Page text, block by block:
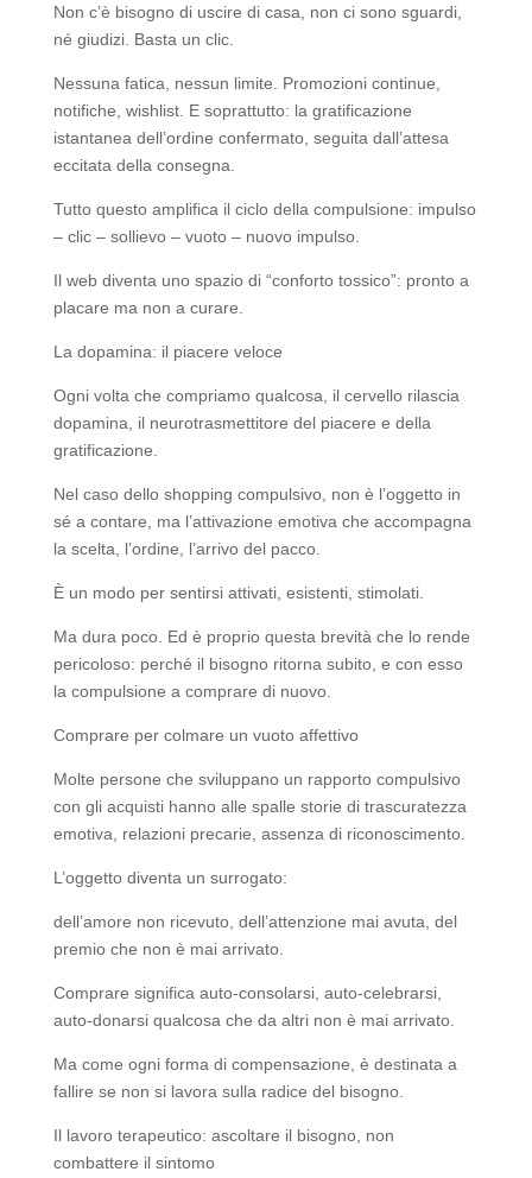
Non c’è bisogno di uscire di casa, non ci sono sguardi,
né giudizi. Basta un clic.
Nessuna fatica, nessun limite. Promozioni continue,
notifiche, wishlist. E soprattutto: la gratificazione
istantanea dell’ordine confermato, seguita dall’attesa
eccitata della consegna.
Tutto questo amplifica il ciclo della compulsione: impulso
– clic – sollievo – vuoto – nuovo impulso.
Il web diventa uno spazio di “conforto tossico”: pronto a
placare ma non a curare.
La dopamina: il piacere veloce
Ogni volta che compriamo qualcosa, il cervello rilascia
dopamina, il neurotrasmettitore del piacere e della
gratificazione.
Nel caso dello shopping compulsivo, non è l’oggetto in
sé a contare, ma l’attivazione emotiva che accompagna
la scelta, l’ordine, l’arrivo del pacco.
È un modo per sentirsi attivati, esistenti, stimolati.
Ma dura poco. Ed è proprio questa brevità che lo rende
pericoloso: perché il bisogno ritorna subito, e con esso
la compulsione a comprare di nuovo.
Comprare per colmare un vuoto affettivo
Molte persone che sviluppano un rapporto compulsivo
con gli acquisti hanno alle spalle storie di trascuratezza
emotiva, relazioni precarie, assenza di riconoscimento.
L’oggetto diventa un surrogato:
dell’amore non ricevuto, dell’attenzione mai avuta, del
premio che non è mai arrivato.
Comprare significa auto-consolarsi, auto-celebrarsi,
auto-donarsi qualcosa che da altri non è mai arrivato.
Ma come ogni forma di compensazione, è destinata a
fallire se non si lavora sulla radice del bisogno.
Il lavoro terapeutico: ascoltare il bisogno, non
combattere il sintomo